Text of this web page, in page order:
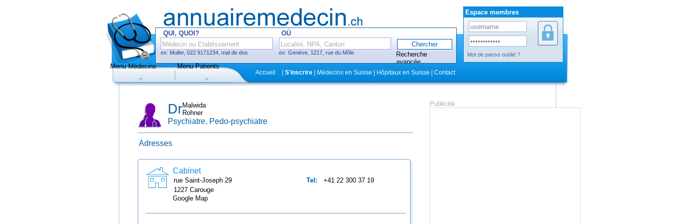
QUI, QUOI?
ex: Muller, 022 9171234, mal de dos
Recherche
avancée
OÙ
ex: Genève, 1217, rue du Môle
Hôpitaux, cliniques Fermer
de prise de rendez-vous en ligne
Espace membres
Mot de passe oublié ?
Menu Médecins Menu Patients
Accueil S'inscrire| Médecins en Suisse | Hôpitaux en Suisse | Contact
Publicité
DrMalwida
Rohner
Psychiatre, Pedo-psychiatre
Adresses
Cabinet
rue Saint-Joseph 29
1227 Carouge
Google Map
Tel: +41 22 300 37 19